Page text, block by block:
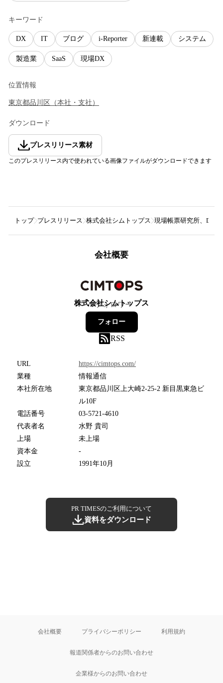
キーワード
DX IT ブログ i-Reporter 新連載 システム
製造業 SaaS 現場DX
位置情報
東京都品川区 （本社・支社 ）
ダウンロード
プレスリリース素材
このプレスリリース内で使われている画像ファイルがダウンロードできます
トップ プレスリリース 株式会社シムトップス 現場帳票研究所、DX
会社概要
株式会社シムトップス
7フォロワー
フォロー
RSS
URL
https://cimtops.com/
業種
情報通信
本社所在地
東京都品川区上大崎2-25-2 新目黒東急ビ
ル10F
電話番号
03-5721-4610
代表者名
水野 貴司
上場
未上場
資本金
-
設立
1991年10月
PR TIMESのご利用について
資料をダウンロード
会社概要 プライバシーポリシー 利用規約
報道関係者からのお問い合わせ
企業様からのお問い合わせ